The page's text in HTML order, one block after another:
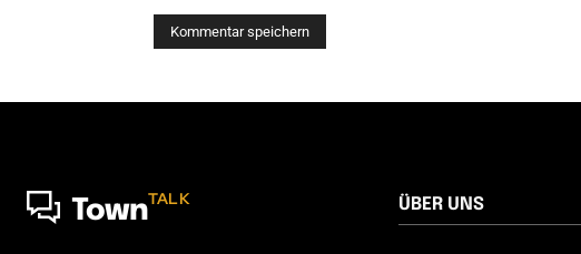
TownTALK ÜBER UNS